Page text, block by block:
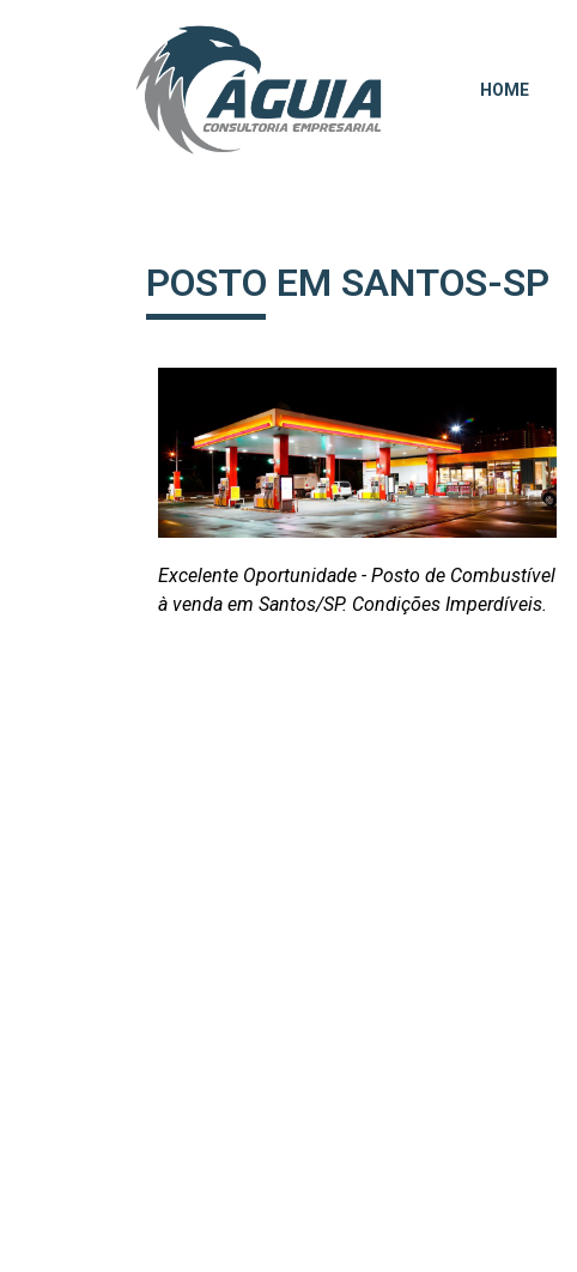
HOME
POSTO EM SANTOS-SP
Excelente Oportunidade - Posto de Combustível
à venda em Santos/SP. Condições Imperdíveis.